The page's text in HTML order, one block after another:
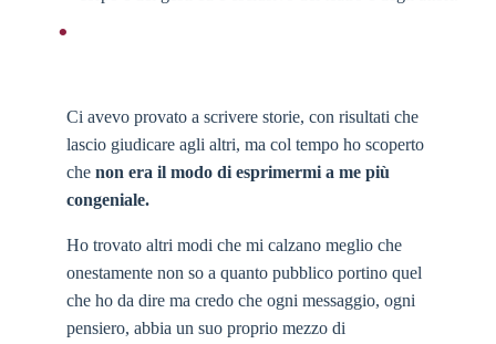
Ci avevo provato a scrivere storie, con risultati che
lascio giudicare agli altri, ma col tempo ho scoperto
che non era il modo di esprimermi a me più
congeniale.
Ho trovato altri modi che mi calzano meglio che
onestamente non so a quanto pubblico portino quel
che ho da dire ma credo che ogni messaggio, ogni
pensiero, abbia un suo proprio mezzo di